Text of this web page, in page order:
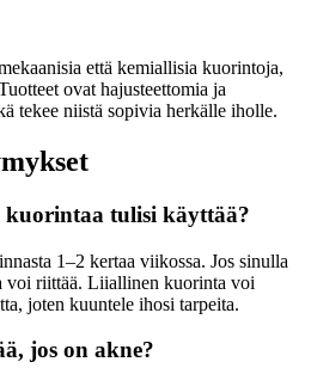
että kemiallisia kuorintoja,
ovat hajusteettomia ja
tekee niistä sopivia herkälle iholle.
tulisi käyttää?
1–2 kertaa viikossa. Jos sinulla
voi riittää. Liiallinen kuorinta voi
joten kuuntele ihosi tarpeita.
jos on akne?